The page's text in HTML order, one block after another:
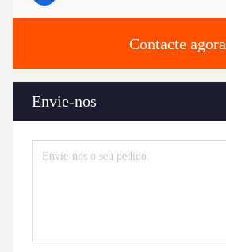
Contacte agora
Envie-nos